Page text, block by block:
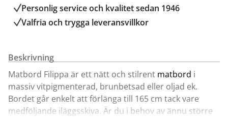
Personlig service och kvalitet sedan 1946
Valfria och trygga leveransvillkor
Beskrivning
Matbord Filippa är ett nätt och stilrent matbord i
massiv vitpigmenterad, brunbetsad eller oljad ek.
Bordet går enkelt att förlänga till 165 cm tack vare
medföljande iläggsskiva. Är du i behov av ännu större